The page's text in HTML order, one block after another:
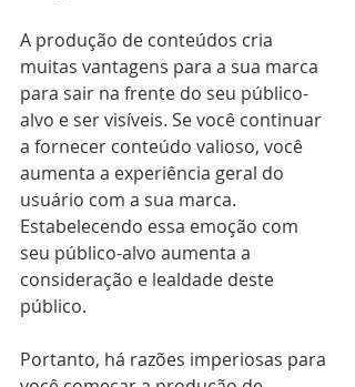
A produção de conteúdos cria
muitas vantagens para a sua marca
para sair na frente do seu público-
alvo e ser visíveis. Se você continuar
a fornecer conteúdo valioso, você
aumenta a experiência geral do
usuário com a sua marca.
Estabelecendo essa emoção com
seu público-alvo aumenta a
consideração e lealdade deste
público.
Portanto, há razões imperiosas para